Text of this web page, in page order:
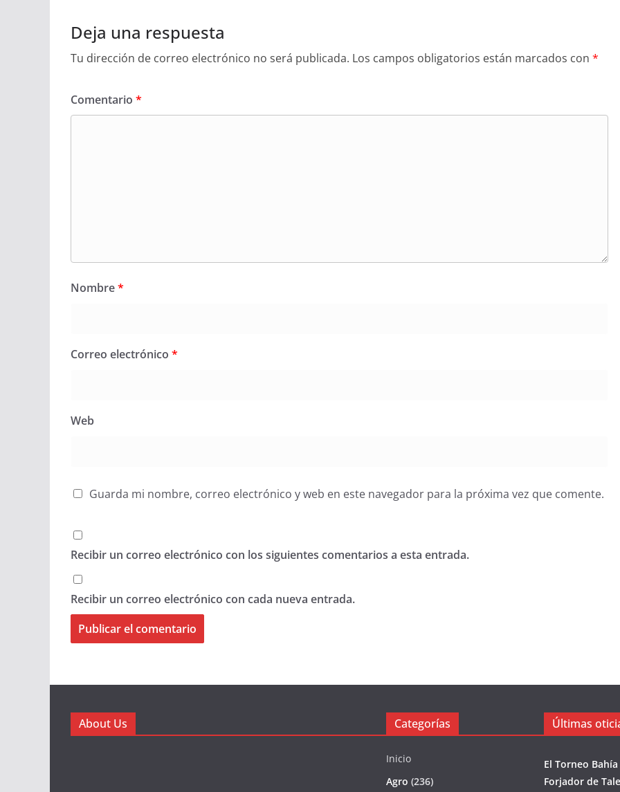
Deja una respuesta
Tu dirección de correo electrónico no será publicada. Los campos obligatorios están marcados con *
Comentario *
Nombre*
Correo electrónico *
Web
Guarda mi nombre, correo electrónico y web en este navegador para la próxima vez que comente.
Recibir un correo electrónico con los siguientes comentarios a esta entrada.
Recibir un correo electrónico con cada nueva entrada.
About Us Categorías
Inicio
Agro (236)
Últimas
El Torneo
Forjador de